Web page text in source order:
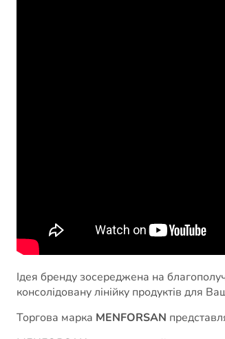
Ідея бренду зосереджена на
консолідовану лінійку продуктів для
Торгова марка MENFORSAN